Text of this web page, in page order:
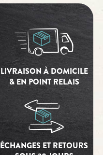
LIVRAISON À DOMICILE
& EN POINT RELAIS
ÉCHANGES ET RETOURS